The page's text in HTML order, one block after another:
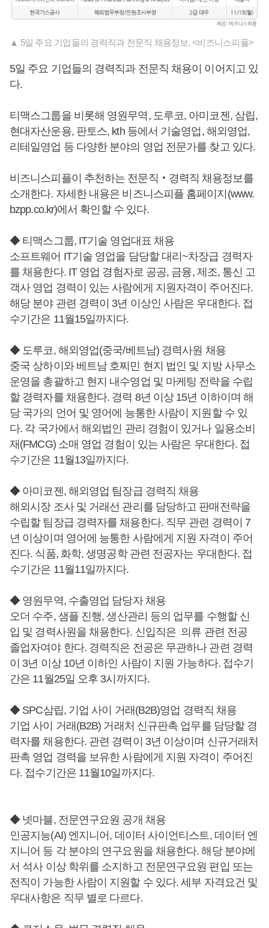
▲ 5일 주요 기업들의 경력직과 전문직 채용정보. <비즈니스피플>
5일 주요 기업들의 경력직과 전문직 채용이 이어지고 있
다.
티맥스그룹을 비롯해 영원무역, 도루코, 아미코젠, 삼립,
현대자산운용, 판토스, kth 등에서 기술영업, 해외영업,
리테일영업 등 다양한 분야의 영업 전문가를 찾고 있다.
비즈니스피플이 추천하는 전문직‧경력직 채용정보를
소개한다. 자세한 내용은 비즈니스피플 홈페이지(www.
bzpp.co.kr)에서 확인할 수 있다.
◆ 티맥스그룹, IT기술 영업대표 채용
소프트웨어 IT기술 영업을 담당할 대리~차장급 경력자
를 채용한다. IT 영업 경험자로 공공, 금융, 제조, 통신 고
객사 영업 경력이 있는 사람에게 지원자격이 주어진다.
해당 분야 관련 경력이 3년 이상인 사람은 우대한다. 접
수기간은 11월15일까지다.
◆ 도루코, 해외영업(중국/베트남) 경력사원 채용
중국 상하이와 베트남 호찌민 현지 법인 및 지방 사무소
운영을 총괄하고 현지 내수영업 및 마케팅 전략을 수립
할 경력자를 채용한다. 경력 8년 이상 15년 이하이며 해
당 국가의 언어 및 영어에 능통한 사람이 지원할 수 있
다. 각 국가에서 해외법인 관리 경험이 있거나 일용소비
재(FMCG) 소매 영업 경험이 있는 사람은 우대한다. 접
수기간은 11월13일까지다.
◆ 아미코젠, 해외영업 팀장급 경력직 채용
해외시장 조사 및 거래선 관리를 담당하고 판매전략을
수립할 팀장급 경력자를 채용한다. 직무 관련 경력이 7
년 이상이며 영어에 능통한 사람에게 지원 자격이 주어
진다. 식품, 화학, 생명공학 관련 전공자는 우대한다. 접
수기간은 11월11일까지다.
◆ 영원무역, 수출영업 담당자 채용
오더 수주, 샘플 진행, 생산관리 등의 업무를 수행할 신
입 및 경력사원을 채용한다. 신입직은 의류 관련 전공
졸업자여야 한다. 경력직은 전공은 무관하나 관련 경력
이 3년 이상 10년 이하인 사람이 지원 가능하다. 접수기
간은 11월25일 오후 3시까지다.
◆ SPC삼립, 기업 사이 거래(B2B)영업 경력직 채용
기업 사이 거래(B2B) 거래처 신규판촉 업무를 담당할 경
력자를 채용한다. 관련 경력이 3년 이상이며 신규거래처
판촉 영업 경력을 보유한 사람에게 지원 자격이 주어진
다. 접수기간은 11월10일까지다.
◆ 넷마블, 전문연구요원 공개 채용
인공지능(AI) 엔지니어, 데이터 사이언티스트, 데이터 엔
지니어 등 각 분야의 연구요원을 채용한다. 해당 분야에
서 석사 이상 학위를 소지하고 전문연구요원 편입 또는
전직이 가능한 사람이 지원할 수 있다. 세부 자격요건 및
우대사항은 직무 별로 다르다.